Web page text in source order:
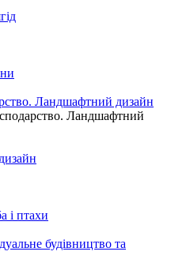
Ландшафтний дизайн
Ландшафтний
і птахи
будівництво та